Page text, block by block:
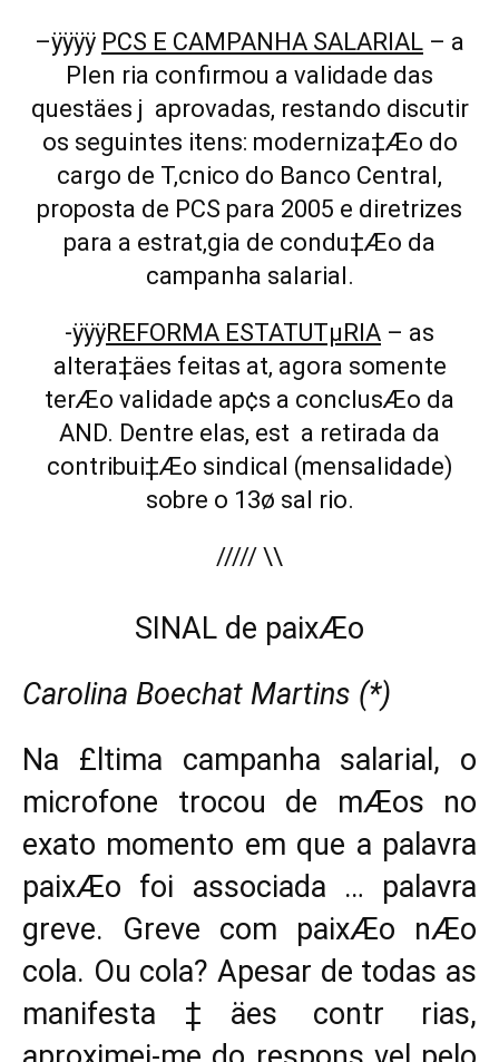
–ÿÿÿÿ PCS E CAMPANHA SALARIAL – a
Plen ria confirmou a validade das
questäes j aprovadas, restando discutir
os seguintes itens: moderniza‡Æo do
cargo de T‚cnico do Banco Central,
proposta de PCS para 2005 e diretrizes
para a estrat‚gia de condu‡Æo da
campanha salarial.
-ÿÿÿREFORMA ESTATUTµRIA – as
altera‡äes feitas at‚ agora somente
terÆo validade ap¢s a conclusÆo da
AND. Dentre elas, est a retirada da
contribui‡Æo sindical (mensalidade)
sobre o 13ø sal rio.
///// \\
SINAL de paixÆo
Carolina Boechat Martins (*)
Na £ltima campanha salarial, o
microfone trocou de mÆos no
exato momento em que a palavra
paixÆo foi associada … palavra
greve. Greve com paixÆo nÆo
cola. Ou cola? Apesar de todas as
manifesta‡äes contr rias,